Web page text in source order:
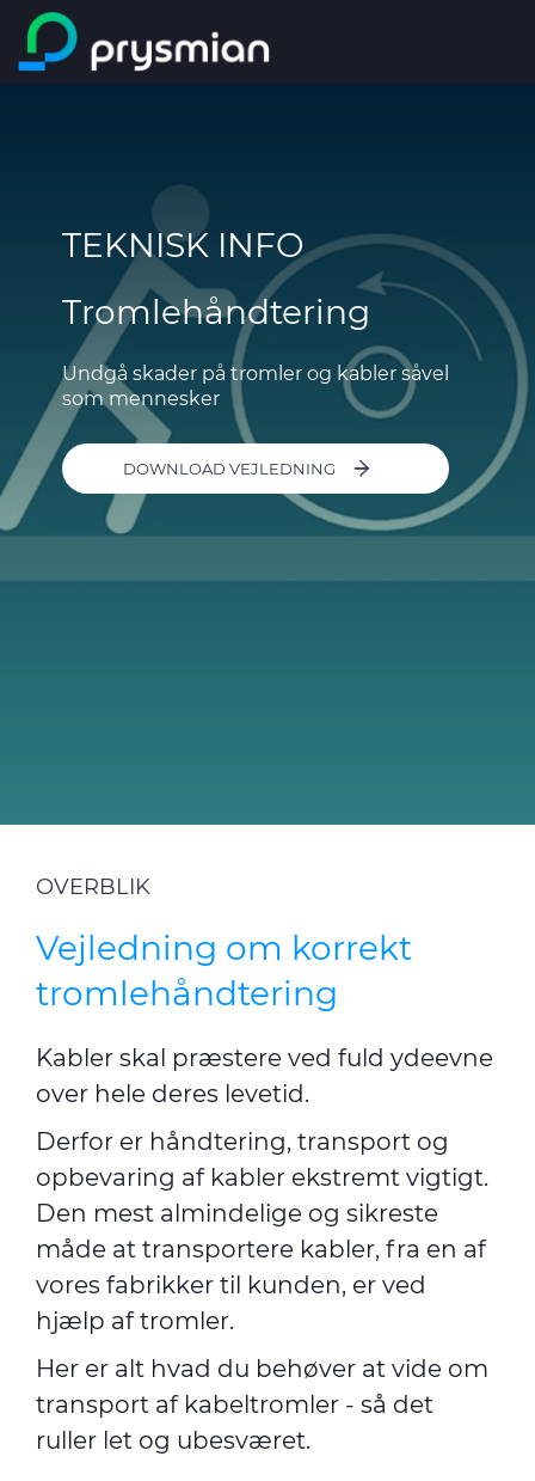
main content
EPD
DoP
DoC
Om os
Bæredygtighed
Medie
Nyheder
TEKNISK INFO
Tromlehåndtering
Undgå skader på tromler og kabler såvel
som mennesker
DOWNLOAD VEJLEDNING
OVERBLIK
Vejledning om korrekt
tromlehåndtering
Kabler skal præstere ved fuld ydeevne
over hele deres levetid.
Derfor er håndtering, transport og
opbevaring af kabler ekstremt vigtigt.
Den mest almindelige og sikreste
måde at transportere kabler, fra en af
vores fabrikker til kunden, er ved
hjælp af tromler.
Her er alt hvad du behøver at vide om
transport af kabeltromler - så det
ruller let og ubesværet.